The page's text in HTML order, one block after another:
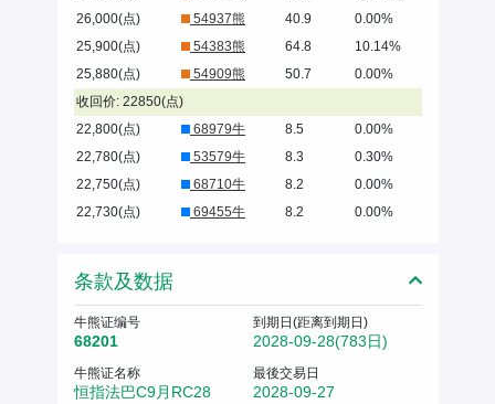
26,000(点)
54937熊 40.9
0.00%
25,900(点)
54383熊 64.8
10.14%
25,880(点)
54909熊 50.7
0.00%
收回价: 22850(点)
22,800(点)
68979牛 8.5
0.00%
22,780(点)
53579牛 8.3
0.30%
22,750(点)
68710牛 8.2
0.00%
22,730(点)
69455牛 8.2 0.00%
条款及数据
牛熊证编号
68201
到期日(距离到期日)
2028-09-28(783日)
牛熊证名称
恒指法巴C9月RC28
最後交易日
2028-09-27